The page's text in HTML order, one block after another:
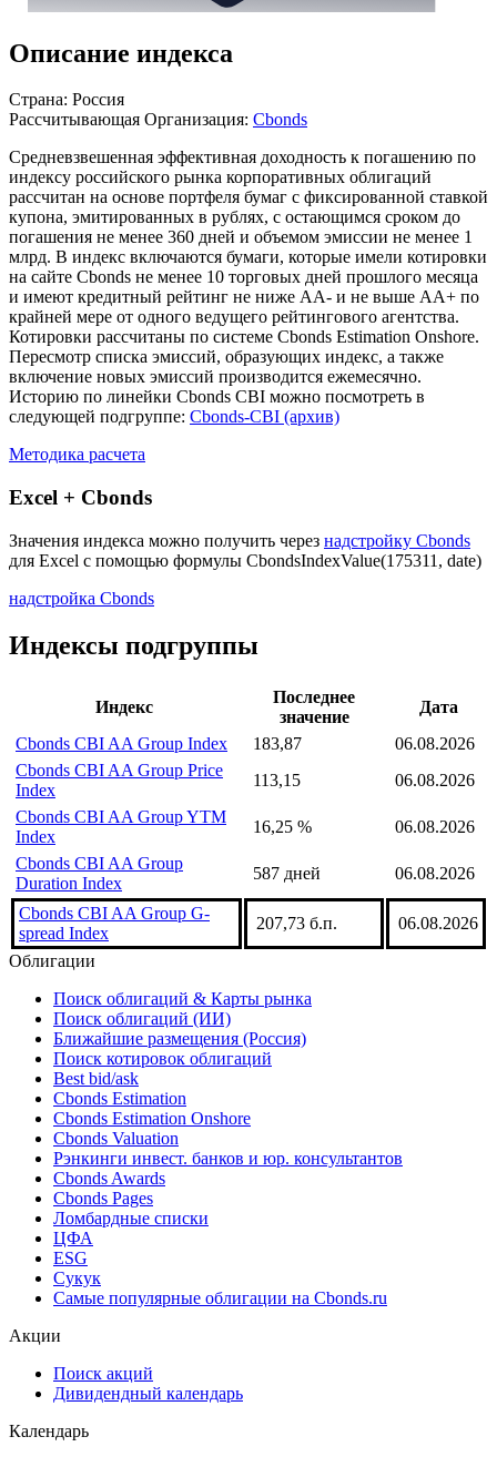
Описание индекса
Страна: Россия
Рассчитывающая Организация: Cbonds
Средневзвешенная эффективная доходность к погашению по
индексу российского рынка корпоративных облигаций
рассчитан на основе портфеля бумаг с фиксированной ставкой
купона, эмитированных в рублях, с остающимся сроком до
погашения не менее 360 дней и объемом эмиссии не менее 1
млрд. В индекс включаются бумаги, которые имели котировки
на сайте Cbonds не менее 10 торговых дней прошлого месяца
и имеют кредитный рейтинг не ниже AA- и не выше AA+ по
крайней мере от одного ведущего рейтингового агентства.
Котировки рассчитаны по системе Cbonds Estimation Onshore.
Пересмотр списка эмиссий, образующих индекс, а также
включение новых эмиссий производится ежемесячно.
Историю по линейки Cbonds CBI можно посмотреть в
следующей подгруппе: Cbonds-CBI (архив)
Методика расчета
Excel + Cbonds
Значения индекса можно получить через надстройку Cbonds
для Excel с помощью формулы CbondsIndexValue(175311, date)
надстройка Cbonds
Индексы подгруппы
Индекс
Последнее
значение
Дата
Cbonds CBI AA Group Index
183,87
06.08.2026
Cbonds CBI AA Group Price
Index
113,15
06.08.2026
Cbonds CBI AA Group YTM
Index
16,25 %
06.08.2026
Cbonds CBI AA Group
Duration Index
587 дней 06.08.2026
Cbonds CBI AA Group G-
spread Index
207,73 б.п.
06.08.2026
Облигации
Поиск облигаций & Карты рынка
Поиск облигаций (ИИ)
Ближайшие размещения (Россия)
Поиск котировок облигаций
Best bid/ask
Cbonds Estimation
Cbonds Estimation Onshore
Cbonds Valuation
Рэнкинги инвест. банков и юр. консультантов
Cbonds Awards
Cbonds Pages
Ломбардные списки
ЦФА
ESG
Сукук
Самые популярные облигации на Cbonds.ru
Акции
Поиск акций
Дивидендный календарь
Календарь